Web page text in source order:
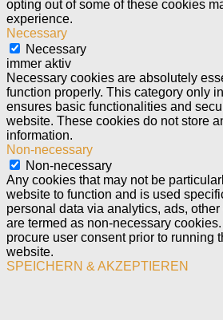
opting out of some of these cookies
experience.
Necessary
Necessary
immer aktiv
Necessary cookies are absolutely
function properly. This category only
ensures basic functionalities and
website. These cookies do not store
information.
Non-necessary
Non-necessary
Any cookies that may not be
website to function and is used
personal data via analytics, ads,
are termed as non-necessary
procure user consent prior to running
website.
SPEICHERN & AKZEPTIEREN